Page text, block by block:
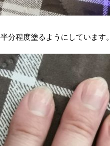
分程度塗るようにしています。